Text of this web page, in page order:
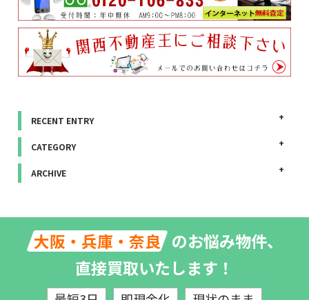
RECENT ENTRY
CATEGORY
ARCHIVE
大阪・兵庫・奈良 のお悩み物件、
直接買取いたします！